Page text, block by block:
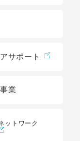
サポート
業
ットワーク